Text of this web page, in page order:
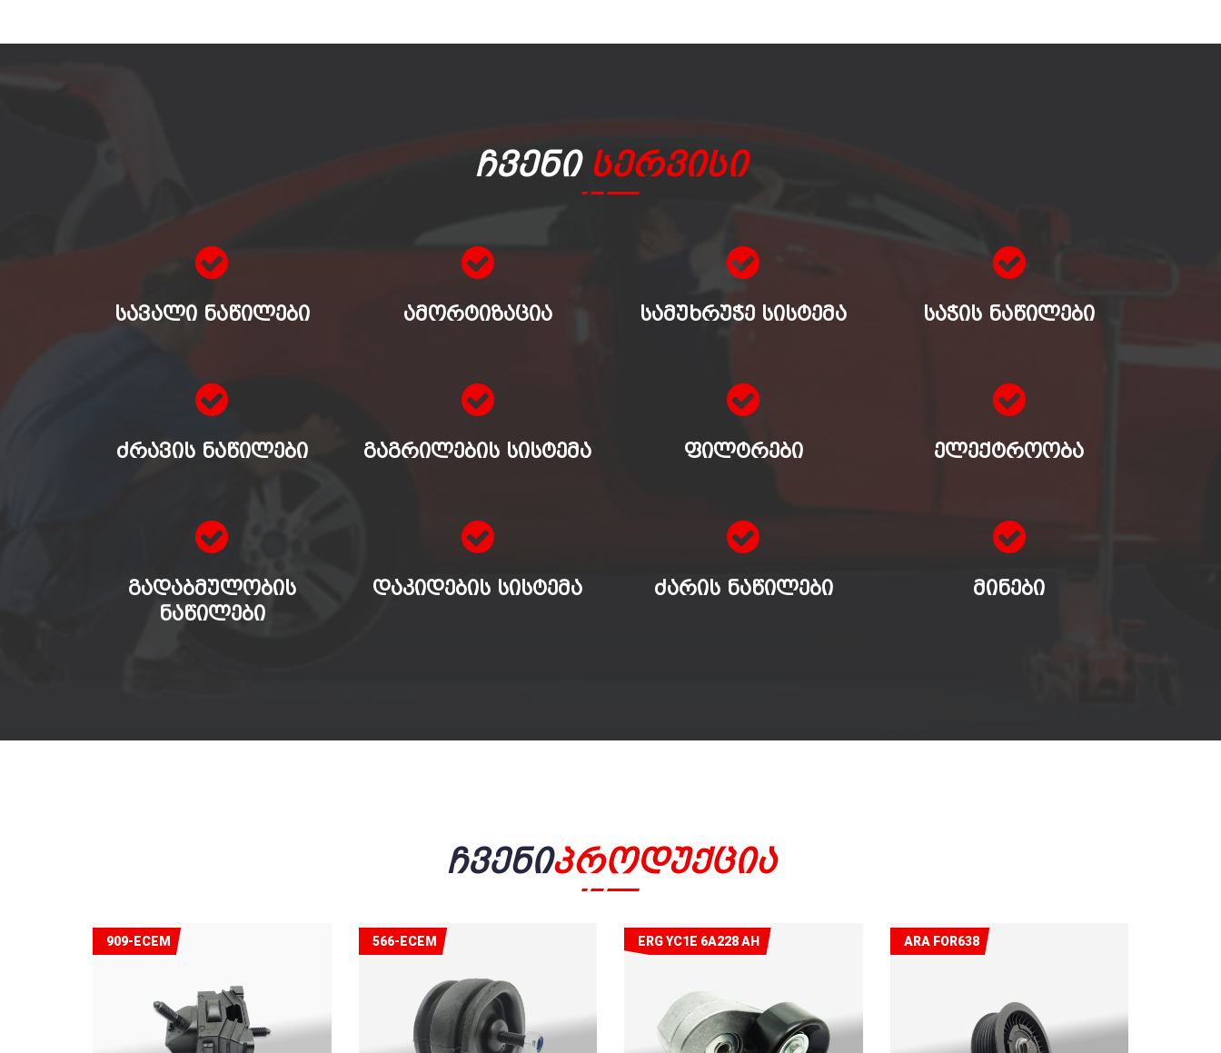
Ჩვენი Სერვისი
ᲡᲐᲕᲐᲚᲘ ᲜᲐᲬᲘᲚᲔᲑᲘ ᲐᲛᲝᲠᲢᲘᲖᲐᲪᲘᲐ ᲡᲐᲛᲣᲮᲠᲣᲭᲔ ᲡᲘᲡᲢᲔᲛᲐ ᲡᲐᲭᲘᲡ ᲜᲐᲬᲘᲚᲔᲑᲘ
ᲫᲠᲐᲕᲘᲡ ᲜᲐᲬᲘᲚᲔᲑᲘ ᲒᲐᲒᲠᲘᲚᲔᲑᲘᲡ ᲡᲘᲡᲢᲔᲛᲐ ᲤᲘᲚᲢᲠᲔᲑᲘ ᲔᲚᲔᲥᲢᲠᲝᲝᲑᲐ
ᲒᲐᲓᲐᲑᲛᲣᲚᲝᲑᲘᲡ
ᲜᲐᲬᲘᲚᲔᲑᲘ
ᲓᲐᲙᲘᲓᲔᲑᲘᲡ ᲡᲘᲡᲢᲔᲛᲐ ᲫᲐᲠᲘᲡ ᲜᲐᲬᲘᲚᲔᲑᲘ ᲛᲘᲜᲔᲑᲘ
ᲩვენიᲞროდუქცია
909-ECEM 566-ECEM ERG YC1E 6A228 AH ARA FOR638